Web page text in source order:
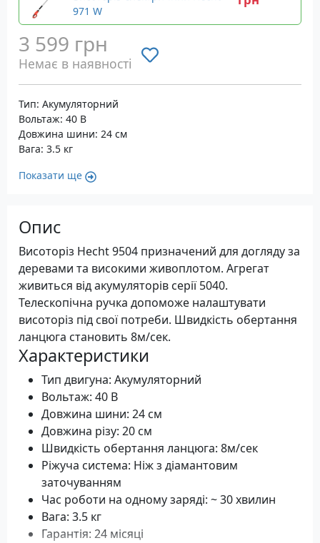
971 W
3 599 грн
Немає в наявності
Тип: Акумуляторний
Вольтаж: 40 В
Довжина шини: 24 см
Вага: 3.5 кг
Показати ще
Опис
Висоторіз Hecht 9504 призначений для догляду за
деревами та високими живоплотом. Агрегат
живиться від акумуляторів серії 5040.
Телескопічна ручка допоможе налаштувати
висоторіз під свої потреби. Швидкість обертання
ланцюга становить 8м/сек.
Характеристики
Тип двигуна: Акумуляторний
Вольтаж: 40 В
Довжина шини: 24 см
Довжина різу: 20 см
Швидкість обертання ланцюга: 8м/сек
Ріжуча система: Ніж з діамантовим
заточуванням
Час роботи на одному заряді: ~ 30 хвилин
Вага: 3.5 кг
Гарантія: 24 місяці